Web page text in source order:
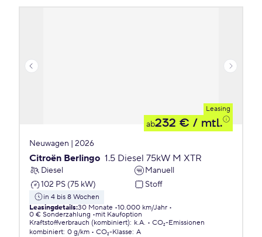
Leasing
ab232 € / mtl.
Neuwagen | 2026
Citroën Berlingo 1.5 Diesel 75kW M XTR
Diesel
Manuell
102 PS (75 kW)
Stoff
in 4 bis 8 Wochen
Leasingdetails:30 Monate 10.000 km/Jahr
0 € Sonderzahlung
mit Kaufoption
Kraftstoffverbrauch (kombiniert): k.A.
CO₂-Emissionen
kombiniert: 0 g/km CO₂-Klasse: A